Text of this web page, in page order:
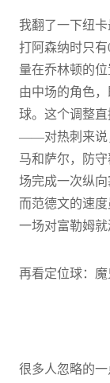
我翻了一下纽
打阿森纳时只
量在乔林顿的
由中场的角色
球。这个调整
——对热刺来说
马和萨尔，防
场完成一次纵向
而范德文的速
一场对富勒姆就
再看定位球：
很多人忽略的